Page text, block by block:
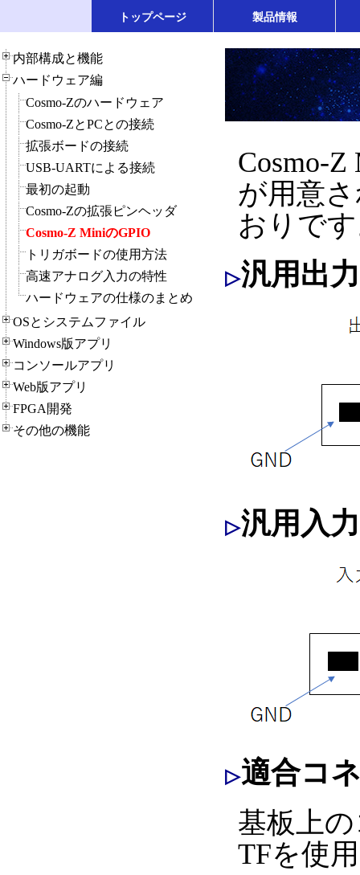
トップページ 製品情報
内部構成と機能
ハードウェア編
Cosmo-Zのハードウェア
Cosmo-ZとPCとの接続
拡張ボードの接続
USB-UARTによる接続
最初の起動
Cosmo-Zの拡張ピンヘッダ
Cosmo-Z MiniのGPIO
トリガボードの使用方法
高速アナログ入力の特性
ハードウェアの仕様のまとめ
OSとシステムファイル
Windows版アプリ
コンソールアプリ
Web版アプリ
FPGA開発
その他の機能
Cosmo-
が用意
おりで
汎用出
汎用入
適合コ
基板上
TFを使